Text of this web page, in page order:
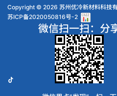
Copyright © 2026 苏州优冷新材料科技
苏ICP备2020050816号-2
微信扫一扫：分